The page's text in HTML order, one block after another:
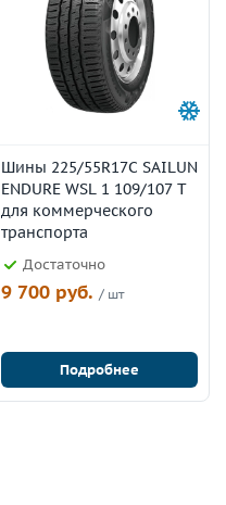
Шины 225/55R17C SAILUN
ENDURE WSL 1 109/107 T
для коммерческого
транспорта
Достаточно
9 700 руб. / шт
Подробнее